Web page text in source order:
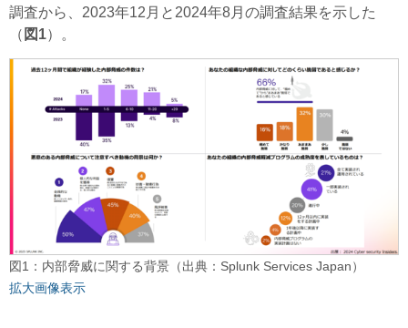
調査から、2023年12月と2024年8月の調査結果を示した
（ 図1）。
図1：内部脅威に関する背景（出典：Splunk Services Japan）
拡大画像表示